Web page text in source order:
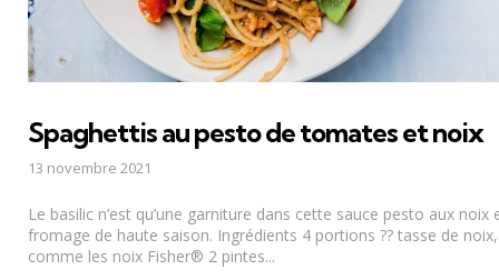
Spaghettis au pesto de tomates et noix
13 novembre 2021
Le basilic n’est qu’une garniture dans cette sauce pesto aux noix
fromage de haute saison. Ingrédients 4 portions ?? tasse de noix,
comme les noix Fisher® 2 pintes...